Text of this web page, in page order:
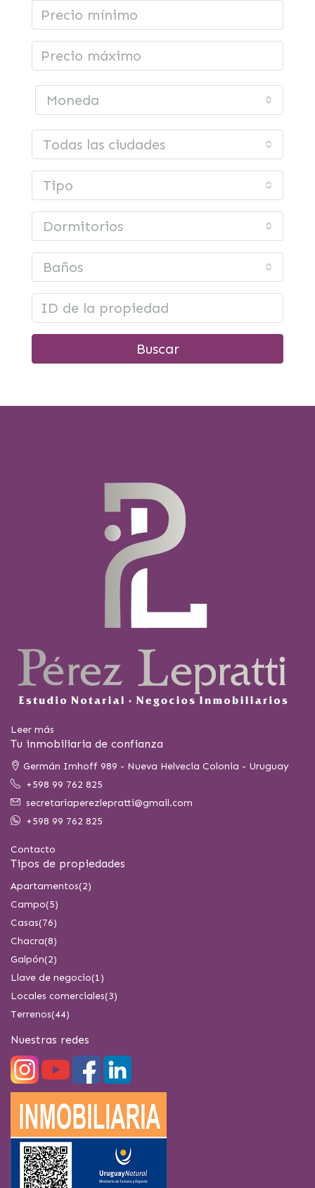
Moneda
Todas las ciudades
Tipo
Dormitorios
Baños
Buscar
Leer más
Tu inmobiliaria de confianza
Germán Imhoff 989 - Nueva Helvecia Colonia - Uruguay
+598 99 762 825
secretariaperezlepratti@gmail.com
+598 99 762 825
Contacto
Tipos de propiedades
Apartamentos(2)
Campo(5)
Casas(76)
Chacra(8)
Galpón(2)
Llave de negocio(1)
Locales comerciales(3)
Terrenos(44)
Nuestras redes